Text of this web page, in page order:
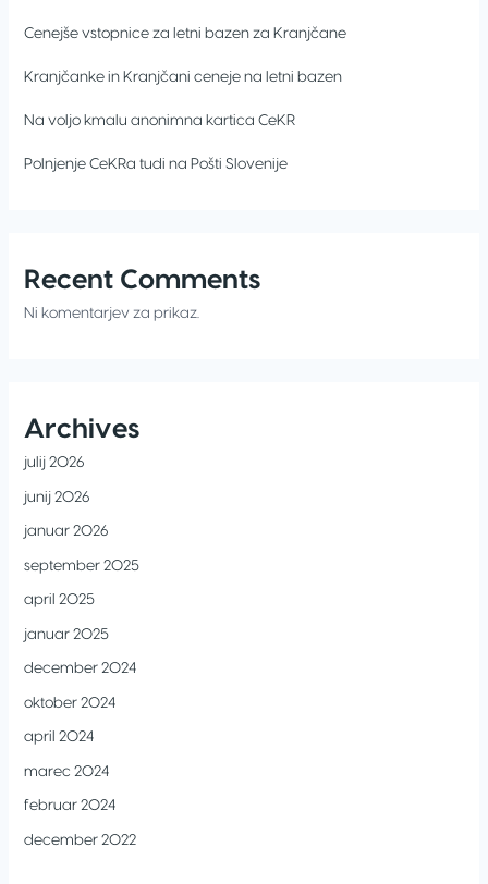
Cenejše vstopnice za letni bazen za Kranjčane
Kranjčanke in Kranjčani ceneje na letni bazen
Na voljo kmalu anonimna kartica CeKR
Polnjenje CeKRa tudi na Pošti Slovenije
Recent Comments
Ni komentarjev za prikaz.
Archives
julij 2026
junij 2026
januar 2026
september 2025
april 2025
januar 2025
december 2024
oktober 2024
april 2024
marec 2024
februar 2024
december 2022